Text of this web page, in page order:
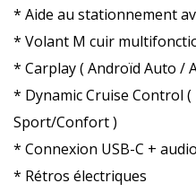
* Aide au stationnement
* Volant M cuir
* Carplay ( Androïd Auto /
* Dynamic Cruise Control
Sport/Confort )
* Connexion USB-C +
* Rétros électriques